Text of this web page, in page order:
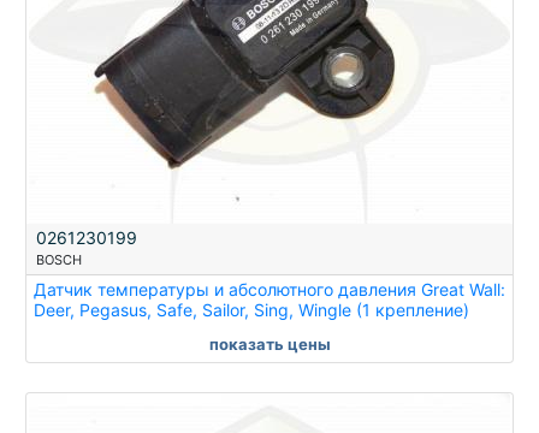
0261230199
BOSCH
Датчик температуры и абсолютного давления Great Wall:
Deer, Pegasus, Safe, Sailor, Sing, Wingle (1 крепление)
показать цены